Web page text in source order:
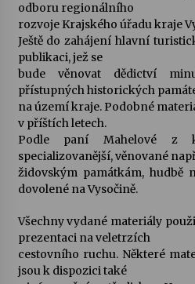
odboru regionálního
rozvoje Krajského úřadu kraje
Ještě do zahájení hlavní
publikaci, jež se
bude věnovat dědictví
přístupných historických
na území kraje. Podobné
v příštích letech.
Podle paní Mahelové z
specializovanější, věnované
židovským památkám, hudbě
dovolené na Vysočině.
Všechny vydané materiály
prezentaci na veletrzích
cestovního ruchu. Některé
jsou k dispozici také